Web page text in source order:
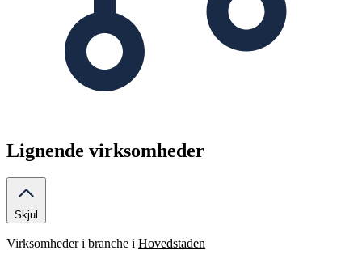
Lignende virksomheder
Skjul
Virksomheder i branche i Hovedstaden